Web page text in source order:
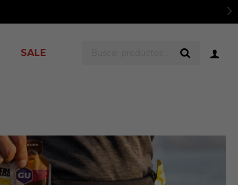
SALE